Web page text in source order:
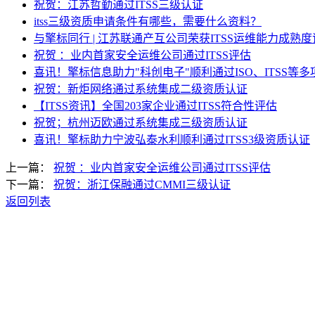
祝贺：江苏哲勤通过ITSS三级认证​
itss三级资质申请条件有哪些，需要什么资料？
与擎标同行 | 江苏联通产互公司荣获ITSS运维能力成熟度
祝贺 ：业内首家安全运维公司通过ITSS评估
喜讯！擎标信息助力"科创电子"顺利通过ISO、ITSS等多
祝贺：新炬网络通过系统集成二级资质认证
【ITSS资讯】全国203家企业通过ITSS符合性评估
祝贺；杭州迈欧通过系统集成三级资质认证
喜讯！擎标助力宁波弘泰水利顺利通过ITSS3级资质认证
上一篇： 祝贺 ：业内首家安全运维公司通过ITSS评估
下一篇： 祝贺：浙江保融通过CMMI三级认证
返回列表